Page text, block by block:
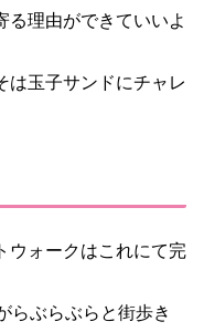
る理由ができていいよ
は玉子サンドにチャレ
ウォークはこれにて完
らぶらぶらと街歩き